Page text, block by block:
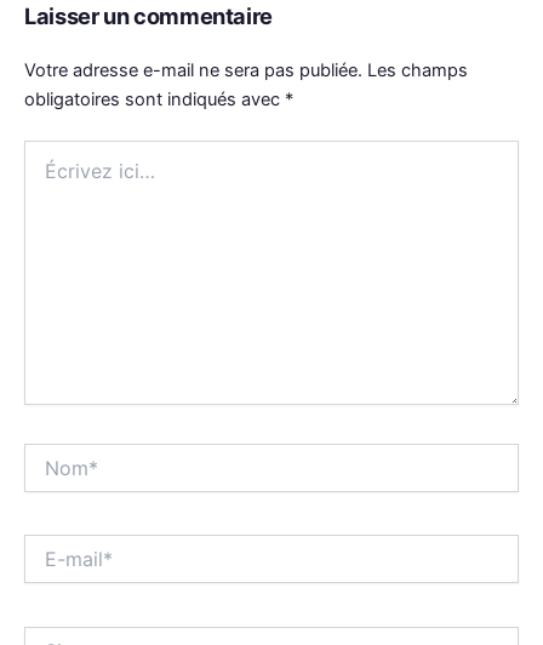
Laisser un commentaire
Votre adresse e-mail ne sera pas publiée. Les champs
obligatoires sont indiqués avec *
ici…
mail*